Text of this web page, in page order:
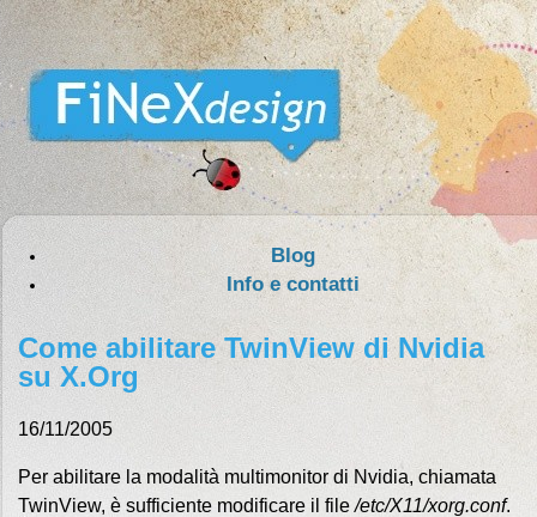
Blog
Info e contatti
Come abilitare TwinView di Nvidia
su X.Org
16/11/2005
Per abilitare la modalità multimonitor di Nvidia, chiamata
TwinView, è sufficiente modificare il file/etc/X11/xorg.conf.